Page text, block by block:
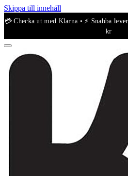
Skippa till innehåll